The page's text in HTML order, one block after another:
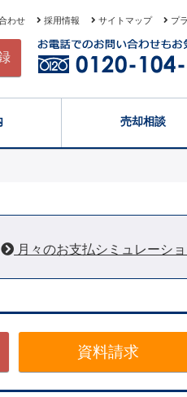
わせ 採用情報 サイトマップ プ
売却相談
月々のお支払シミュレーシ
資料請求